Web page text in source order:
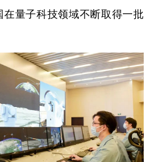
在量子科技领域不断取得一批